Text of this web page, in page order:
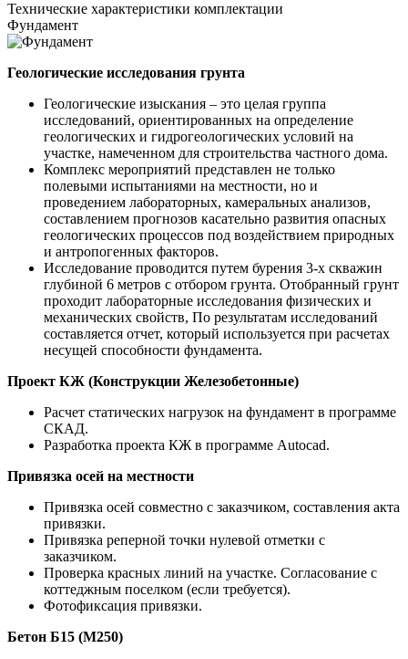
Технические характеристики комплектации
Фундамент
Геологические исследования грунта
Геологические изыскания – это целая группа
исследований, ориентированных на определение
геологических и гидрогеологических условий на
участке, намеченном для строительства частного дома.
Комплекс мероприятий представлен не только
полевыми испытаниями на местности, но и
проведением лабораторных, камеральных анализов,
составлением прогнозов касательно развития опасных
геологических процессов под воздействием природных
и антропогенных факторов.
Исследование проводится путем бурения 3-х скважин
глубиной 6 метров с отбором грунта. Отобранный грунт
проходит лабораторные исследования физических и
механических свойств, По результатам исследований
составляется отчет, который используется при расчетах
несущей способности фундамента.
Проект КЖ (Конструкции Железобетонные)
Расчет статических нагрузок на фундамент в программе
СКАД.
Разработка проекта КЖ в программе Autocad.
Привязка осей на местности
Привязка осей совместно с заказчиком, составления акта
привязки.
Привязка реперной точки нулевой отметки с
заказчиком.
Проверка красных линий на участке. Согласование с
коттеджным поселком (если требуется).
Фотофиксация привязки.
Бетон Б15 (М250)